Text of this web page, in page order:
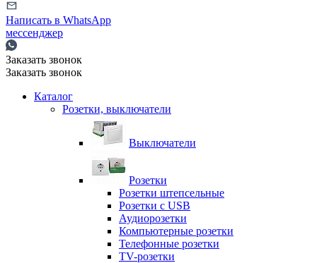
Написать в WhatsApp
мессенджер
Заказать звонок
Заказать звонок
Каталог
Розетки, выключатели
Выключатели
Розетки
Розетки штепсельные
Розетки с USB
Аудиорозетки
Компьютерные розетки
Телефонные розетки
TV-розетки